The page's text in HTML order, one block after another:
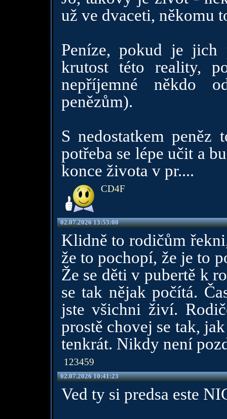
už ve dvaceti, někomu
Peníze, pokud je jich
krutost této reality,
nepříjemné někdo
penězům).
S nedostatkem
potřeba se lépe učit a
konce života v pr....
CD4F
02.07.2026 13:53:00
Klidně to rodičům
že to pochopí, že je to
Že se děti v pubertě k
se tak nějak počítá.
jste všichni živí.
prostě chovej se tak,
tenkrát. Nikdy není
123459
02.07.2026 10:41:23
Ved ty si predsa este